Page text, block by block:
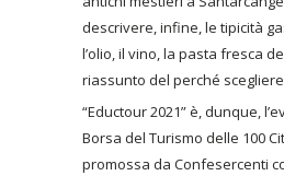
descrivere, infine, le tipicità
l’olio, il vino, la pasta fresca
riassunto del perché
“Eductour 2021” è, dunque,
Borsa del Turismo delle 100
promossa da Confesercenti